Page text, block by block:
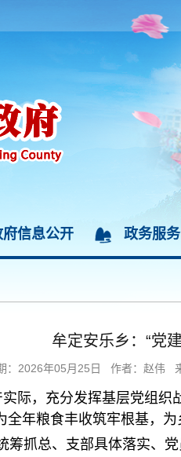
府信息公开 政务服务
牟定安乐乡：“党
：2026年05月25日 作者：赵伟
际，充分发挥基层党组
年粮食丰收筑牢根基，为
筹抓总、支部具体落实、